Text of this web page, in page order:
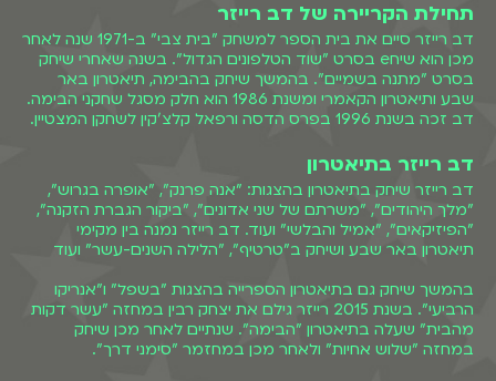
תחילת הקריירה של דב רייזר
דב רייזר סיים את בית הספר למשחק "בית צבי" ב-1971 שנה לאחר
מכן הוא שיחe בסרט "שוד הטלפונים הגדול". בשנה שאחרי שיחק
בסרט "מתנה בשמיים". בהמשך שיחק בהבימה, תיאטרון באר
שבע ותיאטרון הקאמרי ומשנת 1986 הוא חלק מסגל שחקני הבימה.
דב זכה בשנת 1996 בפרס הדסה ורפאל קלצ'קין לשחקן המצטיין.
דב רייזר בתיאטרון
דב רייזר שיחק בתיאטרון בהצגות: "אנה פרנק", "אופרה בגרוש",
"מלך היהודים", "משרתם של שני אדונים", "ביקור הגברת הזקנה",
"הפיזיקאים", "אמיל והבלשי" ועוד. דב רייזר נמנה בין מקימי
תיאטרון באר שבע ושיחק ב"טרטיף", "הלילה השנים-עשר" ועוד
בהמשך שיחק גם בתיאטרון הספרייה בהצגות "בשפל" ו"אנריקו
הרביעי". בשנת 2015 רייזר גילם את יצחק רבין במחזה "עשר דקות
מהבית" שעלה בתיאטרון "הבימה". שנתיים לאחר מכן שיחק
במחזה "שלוש אחיות" ולאחר מכן במחזמר "סימני דרך".